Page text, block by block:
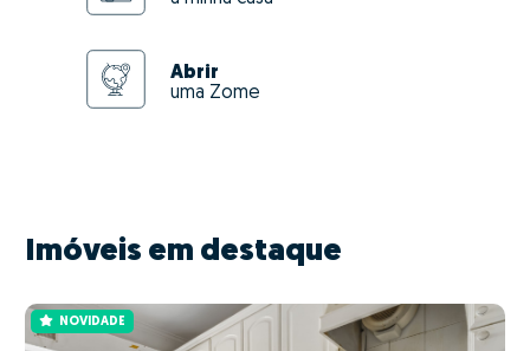
Abrir
uma Zome
Imóveis em destaque
NOVIDADE